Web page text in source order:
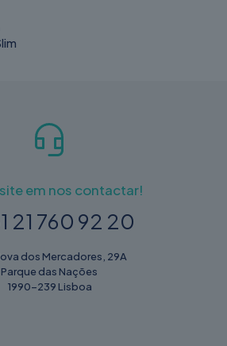
em nos contactar!
21 760 92 20
dos Mercadores, 29A
Parque das Nações
1990-239 Lisboa